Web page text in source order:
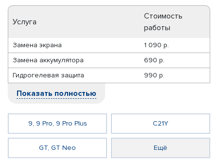
Услуга
Стоимость
работы
Замена экрана
1 090 р.
Замена аккумулятора
690 р.
Гидрогелевая защита
990 р.
Показать полностью
9, 9 Pro, 9 Pro Plus C21Y
GT, GT Neo Ещё